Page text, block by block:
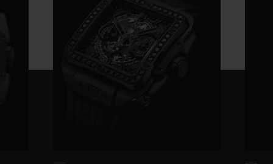
Faltschließe aus schwarzer Keramik und schwarzem